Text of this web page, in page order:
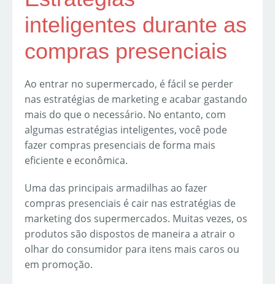
inteligentes durante as
compras presenciais
Ao entrar no supermercado, é fácil se perder
nas estratégias de marketing e acabar gastando
mais do que o necessário. No entanto, com
algumas estratégias inteligentes, você pode
fazer compras presenciais de forma mais
eficiente e econômica.
Uma das principais armadilhas ao fazer
compras presenciais é cair nas estratégias de
marketing dos supermercados. Muitas vezes, os
produtos são dispostos de maneira a atrair o
olhar do consumidor para itens mais caros ou
em promoção.